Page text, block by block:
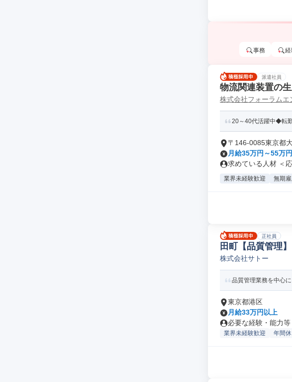
事務 経
派遣社員
物流関連装置の
株式会社フォーラムエ
20～40代活躍中◆転
〒146-0085東京都
月給35万円～55万円
求めている人材 ＜
業界未経験歓迎 無期
正社員
田町【品質管理
株式会社サトー
品質管理業務を中心
東京都港区
月給33万円以上
必要な経験・能力
業界未経験歓迎 年間